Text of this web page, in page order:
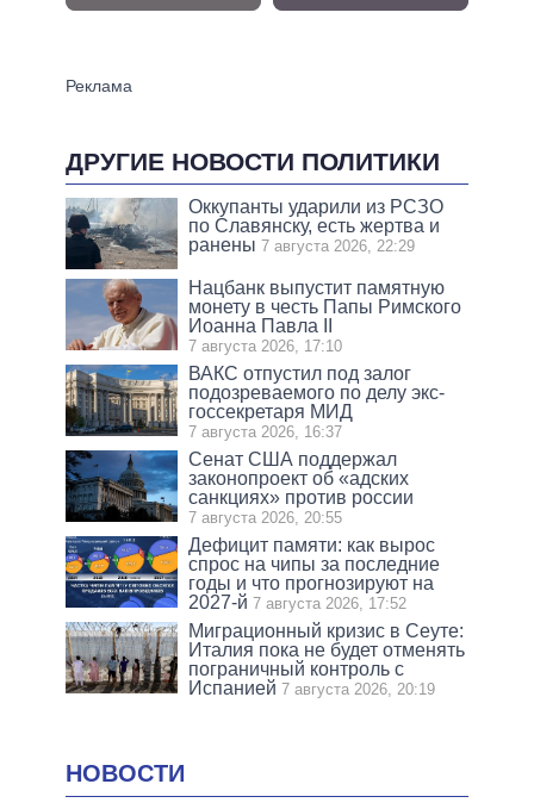
ДРУГИЕ НОВОСТИ ПОЛИТИКИ
Оккупанты ударили из РСЗО
по Славянску, есть жертва и
ранены 7 августа 2026, 22:29
Нацбанк выпустит памятную
монету в честь Папы Римского
Иоанна Павла II
7 августа 2026, 17:10
ВАКС отпустил под залог
подозреваемого по делу экс-
госсекретаря МИД
7 августа 2026, 16:37
Сенат США поддержал
законопроект об «адских
санкциях» против россии
7 августа 2026, 20:55
Дефицит памяти: как вырос
спрос на чипы за последние
годы и что прогнозируют на
2027-й 7 августа 2026, 17:52
Миграционный кризис в Сеуте:
Италия пока не будет отменять
пограничный контроль с
Испанией 7 августа 2026, 20:19
НОВОСТИ